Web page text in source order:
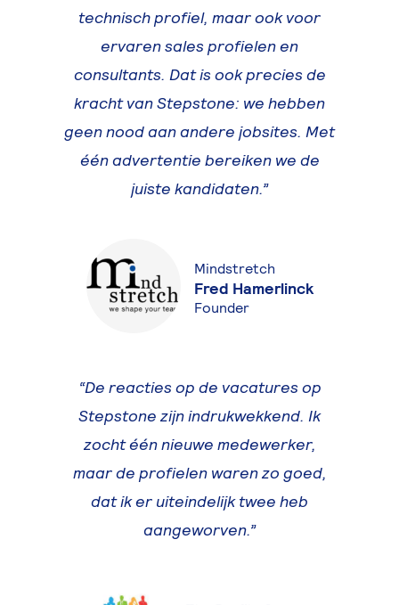
technisch profiel, maar ook voor
ervaren sales profielen en
consultants. Dat is ook precies de
kracht van Stepstone: we hebben
geen nood aan andere jobsites. Met
één advertentie bereiken we de
juiste kandidaten.
Mindstretch
Fred Hamerlinck
Founder
De reacties op de vacatures op
Stepstone zijn indrukwekkend. Ik
zocht één nieuwe medewerker,
maar de profielen waren zo goed,
dat ik er uiteindelijk twee heb
aangeworven.